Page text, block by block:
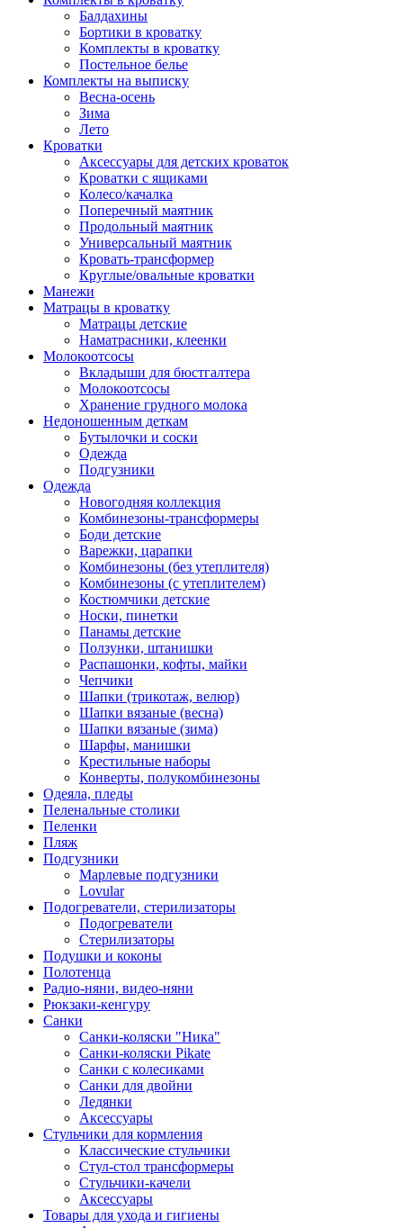
Балдахины
Бортики в кроватку
Комплекты в кроватку
Постельное белье
Комплекты на выписку
Весна-осень
Зима
Лето
Кроватки
Аксессуары для детских кроваток
Кроватки с ящиками
Колесо/качалка
Поперечный маятник
Продольный маятник
Универсальный маятник
Кровать-трансформер
Круглые/овальные кроватки
Манежи
Матрацы в кроватку
Матрацы детские
Наматрасники, клеенки
Молокоотсосы
Вкладыши для бюстгалтера
Молокоотсосы
Хранение грудного молока
Недоношенным деткам
Бутылочки и соски
Одежда
Подгузники
Одежда
Новогодняя коллекция
Комбинезоны-трансформеры
Боди детские
Варежки, царапки
Комбинезоны (без утеплителя)
Комбинезоны (с утеплителем)
Костюмчики детские
Носки, пинетки
Панамы детские
Ползунки, штанишки
Распашонки, кофты, майки
Чепчики
Шапки (трикотаж, велюр)
Шапки вязаные (весна)
Шапки вязаные (зима)
Шарфы, манишки
Крестильные наборы
Конверты, полукомбинезоны
Одеяла, пледы
Пеленальные столики
Пеленки
Пляж
Подгузники
Марлевые подгузники
Lovular
Подогреватели, стерилизаторы
Подогреватели
Стерилизаторы
Подушки и коконы
Полотенца
Радио-няни, видео-няни
Рюкзаки-кенгуру
Санки
Санки-коляски "Ника"
Санки-коляски Pikate
Санки с колесиками
Санки для двойни
Ледянки
Аксессуары
Стульчики для кормления
Классические стульчики
Стул-стол трансформеры
Стульчики-качели
Аксессуары
Товары для ухода и гигиены